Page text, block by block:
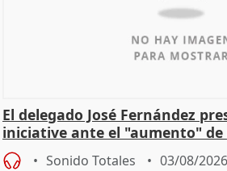
El delegado José Fernández
iniciative ante el "aumento" de
hogar en Madri
Sonido Totales 03/08/2026